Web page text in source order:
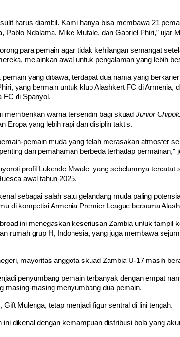
harus diambil. Kami hanya bisa membawa 21
Pablo Ndalama, Mike Mutale, dan Gabriel Phiri,” ujar
para pemain agar tidak kehilangan semangat
melainkan awal untuk pengalaman yang lebih
pemain yang dibawa, terdapat dua nama yang
yang bermain untuk klub Alashkert FC di Armenia,
FC di Spanyol.
memberikan warna tersendiri bagi skuad Junior
Eropa yang lebih rapi dan disiplin taktis.
pemain muda yang telah merasakan atmosfer
dan pemahaman berbeda terhadap permainan,”
profil Lukonde Mwale, yang sebelumnya tercatat
awal tahun 2025.
sebagai salah satu gelandang muda paling
di kompetisi Armenia Premier League bersama
ini menegaskan keseriusan Zambia untuk tampil
rumah grup H, Indonesia, yang juga membawa
mayoritas anggota skuad Zambia U-17 masih
penyumbang pemain terbanyak dengan empat
masing-masing menyumbang dua pemain.
Gift Mulenga, tetap menjadi figur sentral di lini tengah.
ini dikenal dengan kemampuan distribusi bola yang